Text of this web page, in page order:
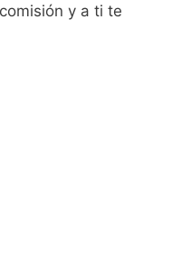
y a ti te